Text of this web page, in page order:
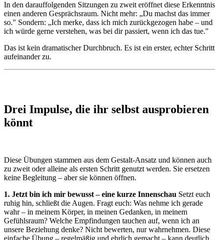
In den darauffolgenden Sitzungen zu zweit eröffnet diese Erkenntnis
einen anderen Gesprächsraum. Nicht mehr: „Du machst das immer
so." Sondern: „Ich merke, dass ich mich zurückgezogen habe – und
ich würde gerne verstehen, was bei dir passiert, wenn ich das tue."
Das ist kein dramatischer Durchbruch. Es ist ein erster, echter Schritt
aufeinander zu.
Drei Impulse, die ihr selbst ausprobieren
könnt
Diese Übungen stammen aus dem Gestalt-Ansatz und können auch
zu zweit oder alleine als ersten Schritt genutzt werden. Sie ersetzen
keine Begleitung – aber sie können öffnen.
1. Jetzt bin ich mir bewusst – eine kurze Innenschau Setzt euch
ruhig hin, schließt die Augen. Fragt euch: Was nehme ich gerade
wahr – in meinem Körper, in meinen Gedanken, in meinem
Gefühlsraum? Welche Empfindungen tauchen auf, wenn ich an
unsere Beziehung denke? Nicht bewerten, nur wahrnehmen. Diese
einfache Übung – regelmäßig und ehrlich gemacht – kann deutlich